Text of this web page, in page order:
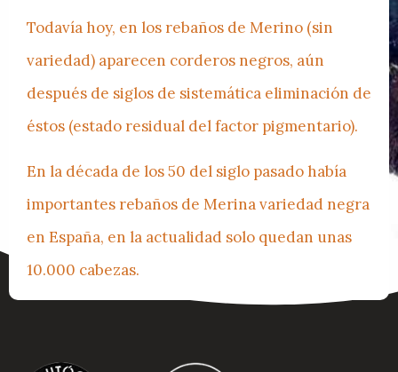
Todavía hoy, en los rebaños de Merino (sin
variedad) aparecen corderos negros, aún
después de siglos de sistemática eliminación de
éstos (estado residual del factor pigmentario).
En la década de los 50 del siglo pasado había
importantes rebaños de Merina variedad negra
en España, en la actualidad solo quedan unas
10.000 cabezas.